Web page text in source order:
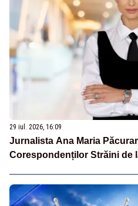
29 iul. 2026, 16:09
Jurnalista Ana Maria
Corespondenților Străini de